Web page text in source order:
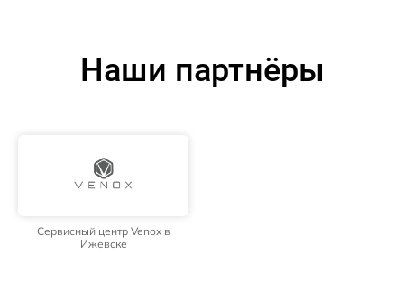
Наши партнёры
Сервисный центр Venox в
Ижевске